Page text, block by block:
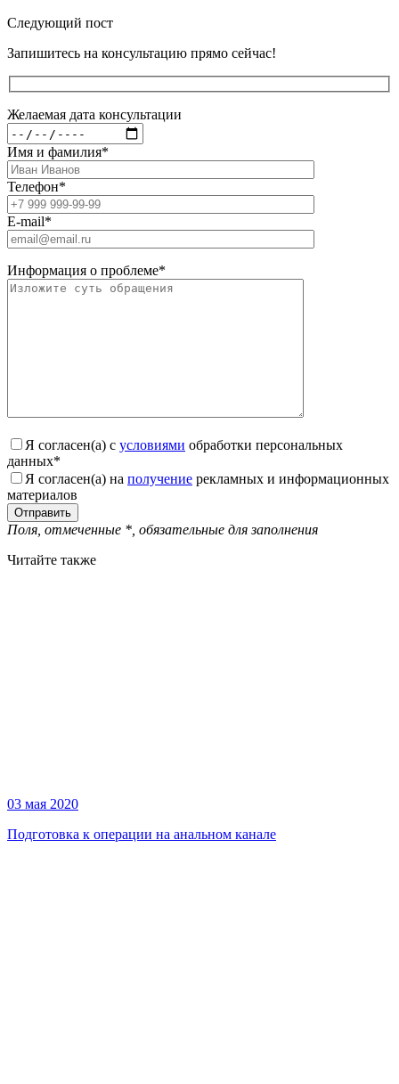
Следующий пост
Запишитесь на консультацию прямо сейчас!
Желаемая дата консультации
Имя и фамилия*
Телефон*
E-mail*
Информация о проблеме*
Я согласен(а) с условиями обработки персональных
данных*
Я согласен(а) на получение рекламных и информационных
материалов
Поля, отмеченные *, обязательные для заполнения
Читайте также
03 мая 2020
Подготовка к операции на анальном канале